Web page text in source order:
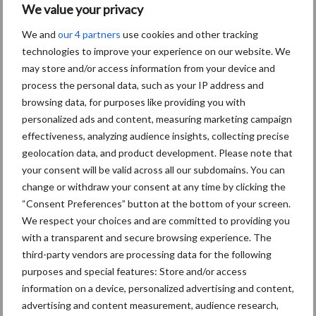
We value your privacy
We and our 4 partners use cookies and other tracking
technologies to improve your experience on our website. We
may store and/or access information from your device and
process the personal data, such as your IP address and
browsing data, for purposes like providing you with
personalized ads and content, measuring marketing campaign
effectiveness, analyzing audience insights, collecting precise
geolocation data, and product development. Please note that
your consent will be valid across all our subdomains. You can
change or withdraw your consent at any time by clicking the
“Consent Preferences” button at the bottom of your screen.
We respect your choices and are committed to providing you
with a transparent and secure browsing experience. The
third-party vendors are processing data for the following
purposes and special features: Store and/or access
information on a device, personalized advertising and content,
advertising and content measurement, audience research,
Over de MIA en Vamil
Om op de Milieulijst te komen, moeten de investeringen
milieuvriendelijk (boven de wettelijke norm) en innovatief zijn.
Voor deze investeringen zijn de investeringskosten voor
Het belastingvoordeel van de regelingen MIA en Vamil verkleint
dit verschil, zodat deze innovaties makkelijker op de markt komen.
Daarmee blijft de Milieulijst aangesloten bij de ontwikkelingen in
de markt.
Aanbevolen voor jou! ondernemen
Hoe track & trace-systemen
helpen bij het terugvinden